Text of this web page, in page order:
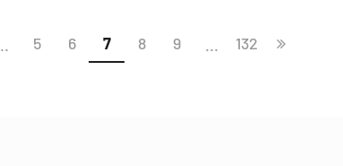
5 6 7 8 9 132
Page